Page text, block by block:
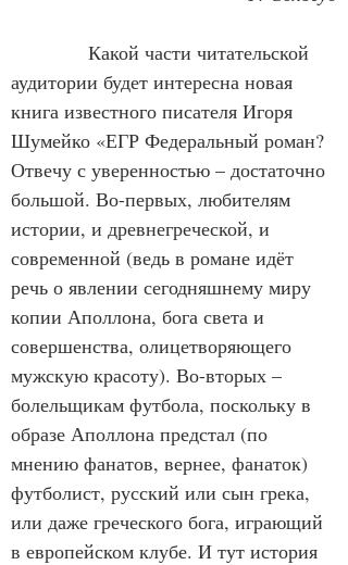
Какой части читательской
аудитории будет интересна новая
книга известного писателя Игоря
Шумейко «ЕГР Федеральный роман?
Отвечу с уверенностью – достаточно
большой. Во-первых, любителям
истории, и древнегреческой, и
современной (ведь в романе идёт
речь о явлении сегодняшнему миру
копии Аполлона, бога света и
совершенства, олицетворяющего
мужскую красоту). Во-вторых –
болельщикам футбола, поскольку в
образе Аполлона предстал (по
мнению фанатов, вернее, фанаток)
футболист, русский или сын грека,
или даже греческого бога, играющий
в европейском клубе. И тут история